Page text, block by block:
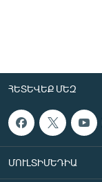
ՀԵՏԵՎԵՔ ՄԵԶ
ՄՈՒԼՏԻՄԵԴԻԱ